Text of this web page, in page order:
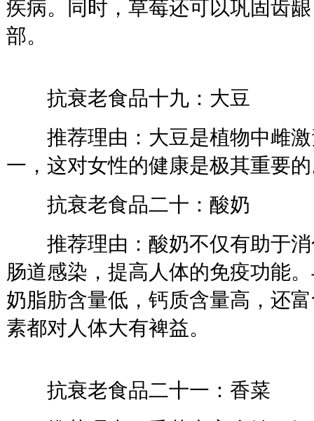
疾病。同时，草莓还可以巩固齿
部。
抗衰老食品十九：大豆
推荐理由：大豆是植物中雌激
一，这对女性的健康是极其重要
抗衰老食品二十：酸奶
推荐理由：酸奶不仅有助于消
肠道感染，提高人体的免疫功能
奶脂肪含量低，钙质含量高，还
素都对人体大有裨益。
抗衰老食品二十一：香菜